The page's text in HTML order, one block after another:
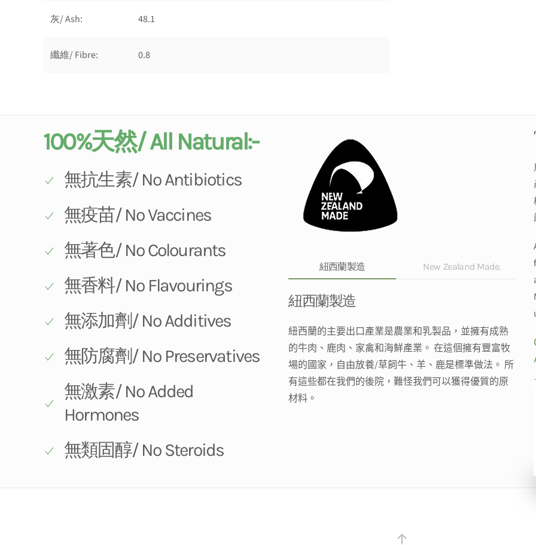
灰/ Ash: 48.1
纖維/ Fibre: 0.8
100%天然/ All Natural:-
無抗生素/ No Antibiotics
無疫苗/ No Vaccines
無著色/ No Colourants
無香料/ No Flavourings
無添加劑/ No Additives
無防腐劑/ No Preservatives
無激素/ No Added
Hormones
無類固醇/ No Steroids
紐西蘭製造 New Zealand Made.
紐西蘭製造
紐西蘭的主要出口產業是農業和乳製品，並擁有成熟
的牛肉、鹿肉、家禽和海鮮產業。 在這個擁有豐富牧
場的國家，自由放養/草飼牛、羊、鹿是標準做法。 所
有這些都在我們的後院，難怪我們可以獲得優質的原
材料。